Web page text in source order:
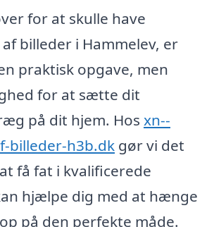
for at skulle have
billeder i Hammelev, er
praktisk opgave, men
for at sætte dit
på dit hjem. Hos xn--
billeder-h3b.dk gør vi det
få fat i kvalificerede
hjælpe dig med at hænge
på den perfekte måde.